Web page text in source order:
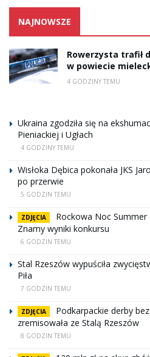
NAJNOWSZE
Rowerzysta trafił
w powiecie
4 GODZINY TEMU
Ukraina zgodziła się na
Pieniackiej i Ugłach
4 GODZINY TEMU
Wisłoka Dębica pokonała JKS
po przerwie
5 GODZIN TEMU
ZDJĘCIA
Rockowa Noc Summer
Znamy wyniki konkursu
6 GODZIN TEMU
Stal Rzeszów wypuściła
Piła
7 GODZIN TEMU
ZDJĘCIA
Podkarpackie derby
zremisowała ze Stalą Rzeszów
8 GODZIN TEMU